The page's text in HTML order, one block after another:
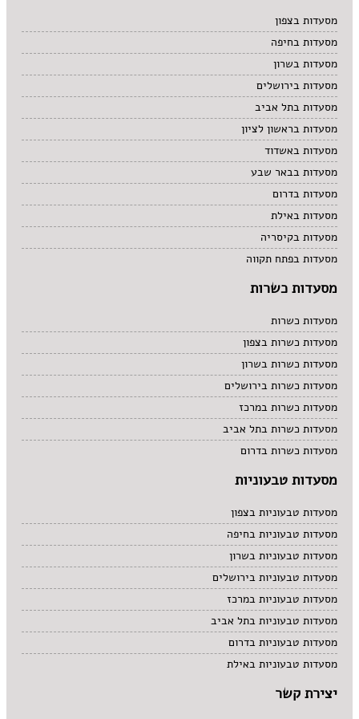
מרקים
מתוקים
סיני
סנדוויץ' בר
פאב
מסעדות בצפון
מסעדות בחיפה
מסעדות בשרון
מסעדות בירושלים
מסעדות בתל אביב
מסעדות בראשון לציון
מסעדות באשדוד
מסעדות בבאר שבע
מסעדות בדרום
מסעדות באילת
מסעדות בקיסריה
מסעדות בפתח תקווה
מסעדות כשרות
מסעדות כשרות
מסעדות כשרות בצפון
מסעדות כשרות בשרון
מסעדות כשרות בירושלים
מסעדות כשרות במרכז
מסעדות כשרות בתל אביב
מסעדות כשרות בדרום
מסעדות טבעוניות
מסעדות טבעוניות בצפון
מסעדות טבעוניות בחיפה
מסעדות טבעוניות בשרון
מסעדות טבעוניות בירושלים
מסעדות טבעוניות במרכז
מסעדות טבעוניות בתל אביב
מסעדות טבעוניות בדרום
מסעדות טבעוניות באילת
יצירת קשר